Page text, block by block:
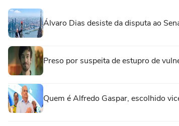
Álvaro Dias desiste da disputa ao
Preso por suspeita de estupro de
Quem é Alfredo Gaspar, escolhido